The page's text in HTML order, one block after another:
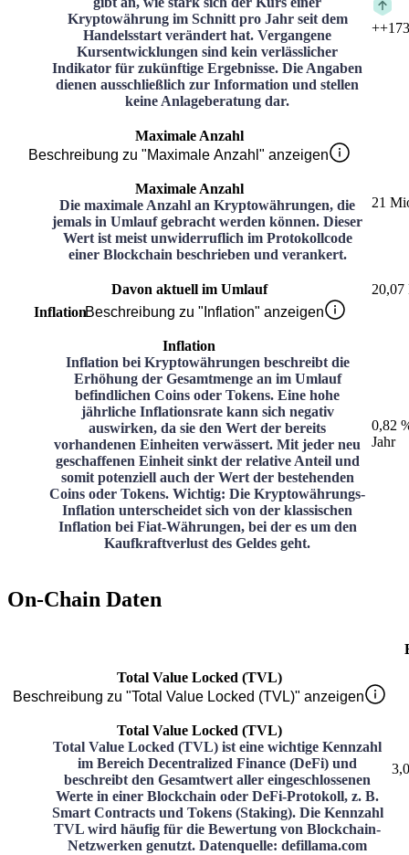
Kryptowährung im Schnitt pro Jahr seit dem
Handelsstart verändert hat. Vergangene
Kursentwicklungen sind kein verlässlicher
Indikator für zukünftige Ergebnisse. Die Angaben
dienen ausschließlich zur Information und stellen
keine Anlageberatung dar.
+
Maximale Anzahl
Beschreibung zu "Maximale Anzahl" anzeigen
Maximale Anzahl
Die maximale Anzahl an Kryptowährungen, die
jemals in Umlauf gebracht werden können. Dieser
Wert ist meist unwiderruflich im Protokollcode
einer Blockchain beschrieben und verankert.
21
Davon aktuell im Umlauf
InflationBeschreibung zu "Inflation" anzeigen
Inflation
Inflation bei Kryptowährungen beschreibt die
Erhöhung der Gesamtmenge an im Umlauf
befindlichen Coins oder Tokens. Eine hohe
jährliche Inflationsrate kann sich negativ
auswirken, da sie den Wert der bereits
vorhandenen Einheiten verwässert. Mit jeder neu
geschaffenen Einheit sinkt der relative Anteil und
somit potenziell auch der Wert der bestehenden
Coins oder Tokens. Wichtig: Die Kryptowährungs-
Inflation unterscheidet sich von der klassischen
Inflation bei Fiat-Währungen, bei der es um den
Kaufkraftverlust des Geldes geht.
0,82
Jahr
On-Chain Daten
Total Value Locked (TVL)
Beschreibung zu "Total Value Locked (TVL)" anzeigen
Total Value Locked (TVL)
Total Value Locked (TVL) ist eine wichtige Kennzahl
im Bereich Decentralized Finance (DeFi) und
beschreibt den Gesamtwert aller eingeschlossenen
Werte in einer Blockchain oder DeFi-Protokoll, z. B.
Smart Contracts und Tokens (Staking). Die Kennzahl
TVL wird häufig für die Bewertung von Blockchain-
Netzwerken genutzt. Datenquelle: defillama.com